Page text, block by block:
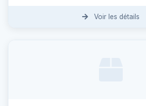
Voir les détails